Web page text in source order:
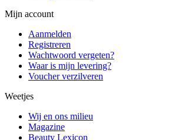
Mijn account
Aanmelden
Registreren
Wachtwoord vergeten?
Waar is mijn levering?
Voucher verzilveren
Weetjes
Wij en ons milieu
Magazine
Beauty Lexicon